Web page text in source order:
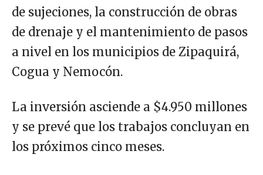
de sujeciones, la construcción de obras
de drenaje y el mantenimiento de pasos
a nivel en los municipios de Zipaquirá,
Cogua y Nemocón.
La inversión asciende a $4.950 millones
y se prevé que los trabajos concluyan en
los próximos cinco meses.